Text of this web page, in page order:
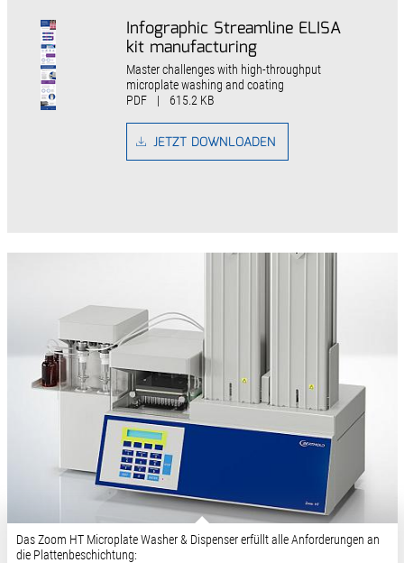
Infographic Streamline ELISA
kit manufacturing
Master challenges with high-throughput
microplate washing and coating
PDF
| 615.2 KB
JETZT DOWNLOADEN
Das Zoom HT Microplate Washer & Dispenser erfüllt alle Anforderungen an
die Plattenbeschichtung: